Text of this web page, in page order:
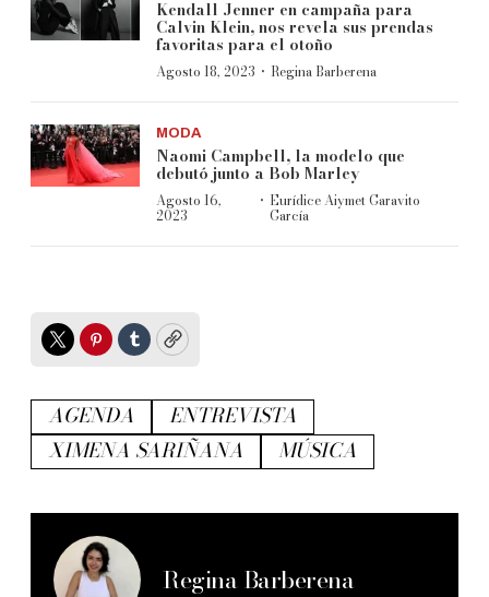
Kendall Jenner en campaña para
Calvin Klein, nos revela sus prendas
favoritas para el otoño
Agosto 18, 2023 · Regina Barberena
MODA
Naomi Campbell, la modelo que
debutó junto a Bob Marley
Agosto 16,
2023 · Eurídice Aiymet Garavito
García
TwitterPinterest
TumblrCopy
AGENDA
ENTREVISTA
XIMENA SARIÑANA
MÚSICA
Regina Barberena